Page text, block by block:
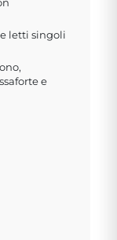
letti singoli
e